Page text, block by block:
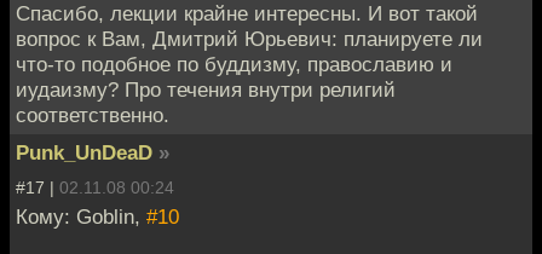
Спасибо, лекции крайне интересны. И вот такой
вопрос к Вам, Дмитрий Юрьевич: планируете ли
что-то подобное по буддизму, православию и
иудаизму? Про течения внутри религий
соответственно.
Punk_UnDeaD »
#17 | 02.11.08 00:24
Кому: Goblin, #10